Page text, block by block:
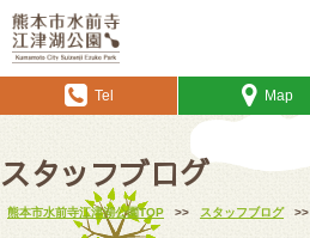
Tel Map
スタッフブログ
熊本市水前寺江津湖公園TOP >> スタッフブログ >>